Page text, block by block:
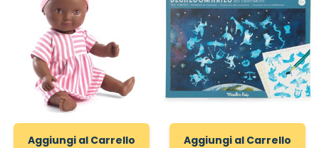
Aggiungi al Carrello Aggiungi al Carrello